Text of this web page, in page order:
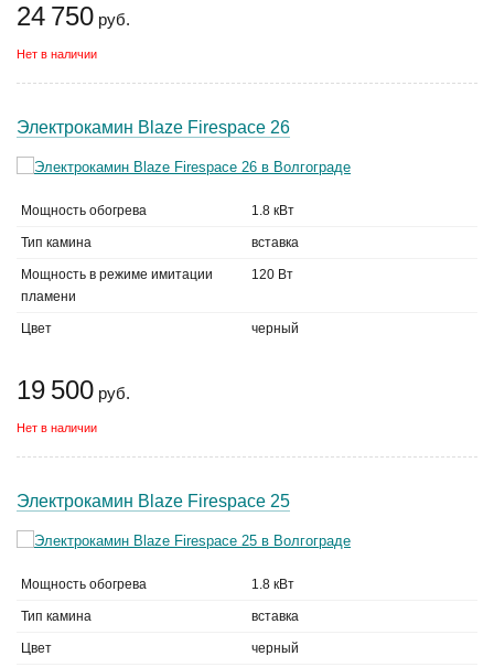
24 750 руб.
Нет в наличии
Электрокамин Blaze Firespace 26
Мощность обогрева 1.8 кВт
Тип камина вставка
Мощность в режиме имитации
пламени
120 Вт
Цвет черный
19 500 руб.
Нет в наличии
Электрокамин Blaze Firespace 25
Мощность обогрева 1.8 кВт
Тип камина вставка
Цвет черный